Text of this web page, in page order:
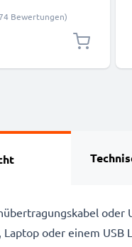
für Handy
mit
& weiteren –
Bewertungen)
Preis
oder
Laptop oder einem USB